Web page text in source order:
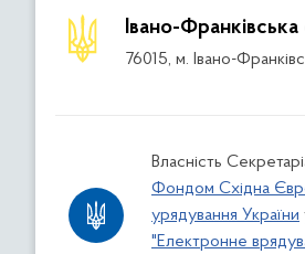
Івано-
76015, м. Івано-
Власність
Фондом Східна
урядування України
"Електронне